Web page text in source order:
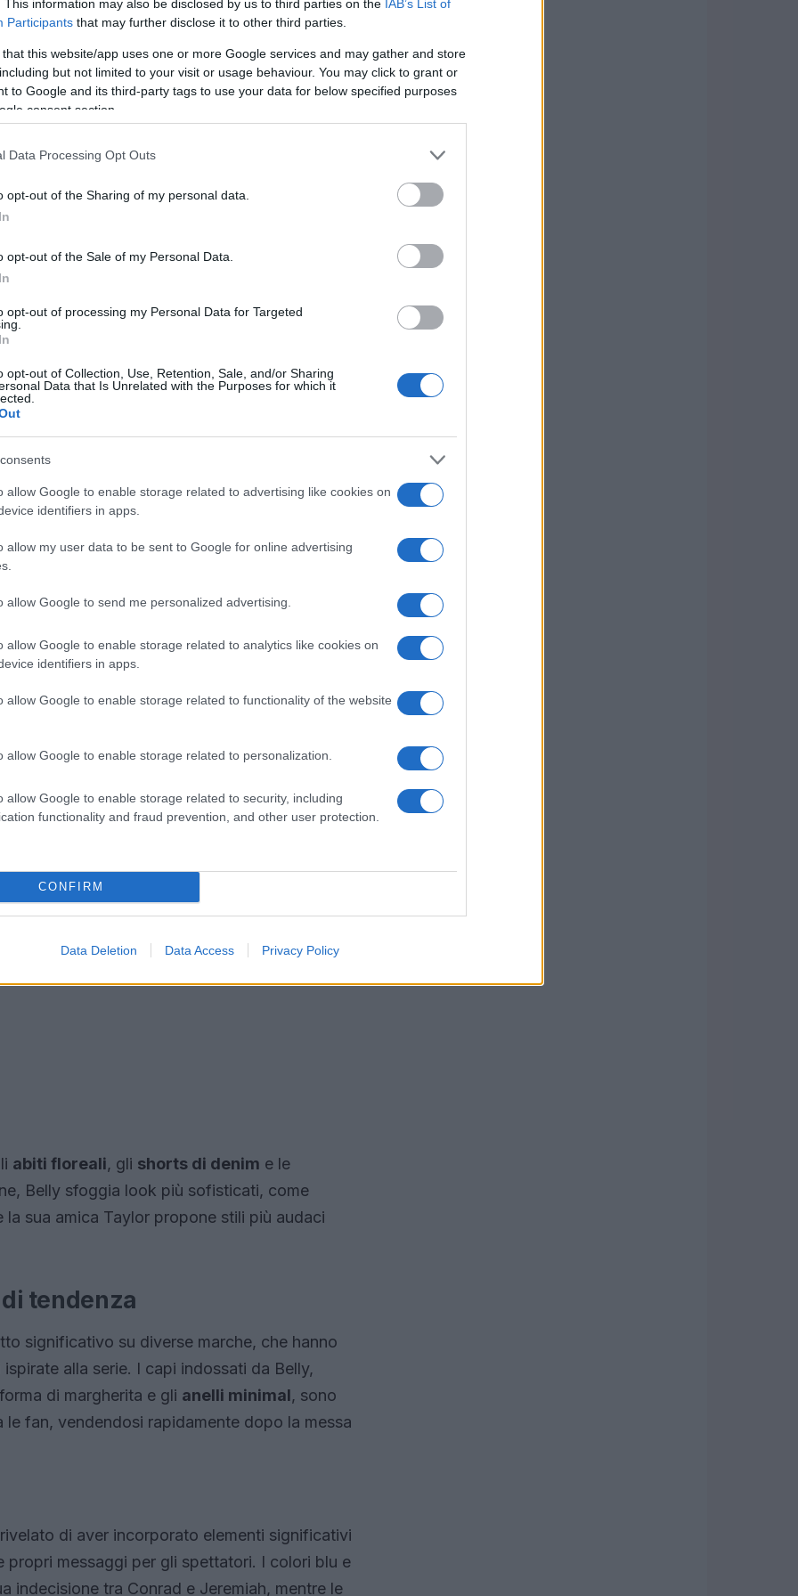
This information may also be disclosed by us to third parties on the IAB’s List of
Participants that may further disclose it to other third parties.
that this website/app uses one or more Google services and may gather and store
but not limited to your visit or usage behaviour. You may click to grant or
to Google and its third-party tags to use your data for below specified purposes
consent section.
Data Processing Opt Outs
opt-out of the Sharing of my personal data.
opt-out of the Sale of my Personal Data.
opt-out of processing my Personal Data for Targeted
opt-out of Collection, Use, Retention, Sale, and/or Sharing
Data that Is Unrelated with the Purposes for which it
allow Google to enable storage related to advertising like cookies on
identifiers in apps.
allow my user data to be sent to Google for online advertising
allow Google to send me personalized advertising.
allow Google to enable storage related to analytics like cookies on
identifiers in apps.
allow Google to enable storage related to functionality of the website
allow Google to enable storage related to personalization.
allow Google to enable storage related to security, including
functionality and fraud prevention, and other user protection.
CONFIRM
Data Deletion Data Access Privacy Policy
desiderosi di un seguito, annunciando
e dei fratelli Fisher ha suscitato opinioni
tra le giovani spettatrici: lo stile
un modello da seguire.
di uno stile
centrale di questa narrazione. Le sue
le complessità dell’adolescenza e i
stagione, in cui i suoi look erano
racconta una storia.
sue scelte di vita, ma anche nel suo
universitarieindossati nelle ultime puntate
Paralleli si possono tracciare con
accompagna lo show con la sua musica, ma
di Belly, creando un mix diromanticismo e
abiti floreali, gli shorts di denim e le
Belly sfoggia look più sofisticati, come
la sua amica Taylor propone stili più audaci
tendenza
significativo su diverse marche, che hanno
alla serie. I capi indossati da Belly,
di margherita e gli anelli minimal, sono
fan, vendendosi rapidamente dopo la messa
di aver incorporato elementi significativi
propri messaggi per gli spettatori. I colori blu e
indecisione tra Conrad e Jeremiah, mentre le